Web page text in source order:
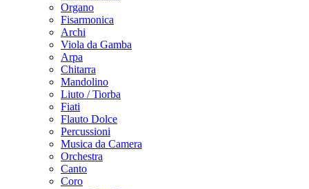
Organo
Fisarmonica
Archi
Viola da Gamba
Arpa
Chitarra
Mandolino
Liuto / Tiorba
Fiati
Flauto Dolce
Percussioni
Musica da Camera
Orchestra
Canto
Coro